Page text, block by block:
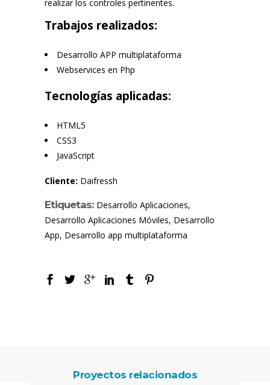
realizar los controles pertinentes.
Trabajos realizados:
Desarrollo APP multiplataforma
Webservices en Php
Tecnologías aplicadas:
HTML5
CSS3
JavaScript
Cliente: Daifressh
Etiquetas: Desarrollo Aplicaciones,
Desarrollo Aplicaciones Móviles, Desarrollo
App, Desarrollo app multiplataforma
Proyectos relacionados